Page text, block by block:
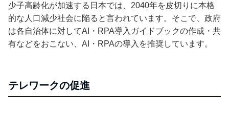
少子高齢化が加速する日本では、2040年を皮切りに本格
的な人口減少社会に陥ると言われています。そこで、政府
は各自治体に対してAI・RPA導入ガイドブックの作成・共
有などをおこない、AI・RPAの導入を推奨しています。
テレワークの促進